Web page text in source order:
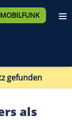
MOBILFUNK
gefunden
als